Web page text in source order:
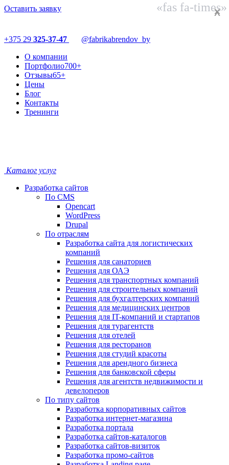
Оставить заявку
+375 29 325-37-47 @fabrikabrendov_by
О компании
Портфолио700+
Отзывы65+
Цены
Блог
Контакты
Тренинги
Каталог услуг
Разработка сайтов
По CMS
Opencart
WordPress
Drupal
По отраслям
Разработка сайта для логистических
компаний
Решения для санаториев
Решения для ОАЭ
Решения для транспортных компаний
Решения для строительных компаний
Решения для бухгалтерских компаний
Решения для медицинских центров
Решения для IT-компаний и стартапов
Решения для турагентств
Решения для отелей
Решения для ресторанов
Решения для студий красоты
Решения для арендного бизнеса
Решения для банковской сферы
Решения для агентств недвижимости и
девелоперов
По типу сайтов
Разработка корпоративных сайтов
Разработка интернет-магазина
Разработка портала
Разработка сайтов-каталогов
Разработка сайтов-визиток
Разработка промо-сайтов
×
x
«fas fa-times»